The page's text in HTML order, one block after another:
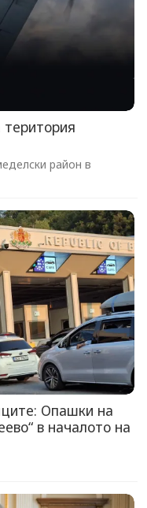
територия
район в
Опашки на
в началото на